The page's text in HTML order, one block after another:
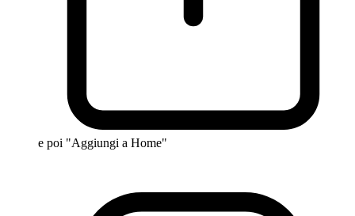
e poi "Aggiungi a Home"